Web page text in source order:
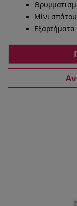
Μίνι
Εξαρτήματα